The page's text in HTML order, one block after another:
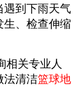
遇到下雨天气
生、检查伸缩
相关专业人
法清洁篮球地